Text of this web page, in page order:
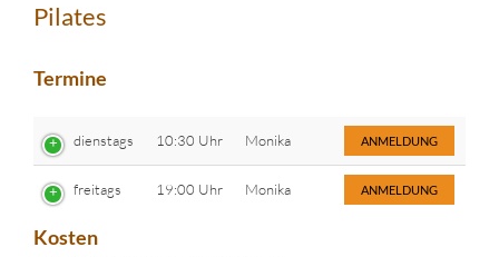
Pilates
Termine
dienstags 10:30 Uhr Monika ANMELDUNG
freitags 19:00 Uhr Monika ANMELDUNG
Kosten